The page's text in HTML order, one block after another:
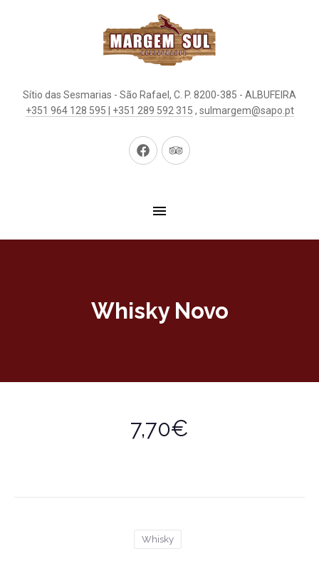
Sítio das Sesmarias - São Rafael, C. P. 8200-385 - ALBUFEIRA
+351 964 128 595 | +351 289 592 315 , sulmargem@sapo.pt
New
New
Whisky Novo
7,70€
Whisky